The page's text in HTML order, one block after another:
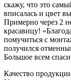
скажу, что это
вписалась и цвет
Примерно через 2
красавицу!
помучиться с
получился
Большое всем
Качество